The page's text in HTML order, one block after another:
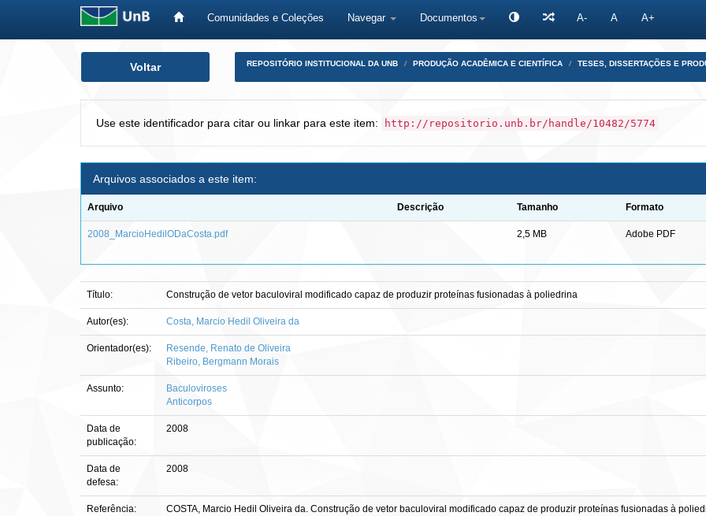
Comunidades e Coleções Navegar Documentos A- A A+
Voltar REPOSITÓRIO INSTITUCIONAL DA UNB PRODUÇÃO ACADÊMICA E CIENTÍFICA TESES, DISSERTAÇÕES E
Use este identificador para citar ou linkar para este item: http://repositorio.unb.br/handle/10482/5774
Arquivos associados a este item:
Arquivo Descrição Tamanho Formato
2008_MarcioHedilODaCosta.pdf 2,5 MB Adobe PDF
Título: Construção de vetor baculoviral modificado capaz de produzir proteínas fusionadas à poliedrina
Autor(es): Costa, Marcio Hedil Oliveira da
Orientador(es):
Resende, Renato de Oliveira
Ribeiro, Bergmann Morais
Assunto:
Baculoviroses
Anticorpos
Data de
publicação:
2008
Data de
defesa:
2008
Referência:
COSTA, Marcio Hedil Oliveira da. Construção de vetor baculoviral modificado capaz de produzir proteínas fusionadas à